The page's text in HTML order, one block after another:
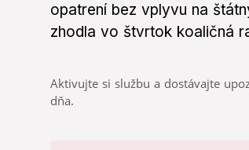
opatrení bez vplyvu na
zhodla vo štvrtok koaličná
Aktivujte si službu a dostávajte
dňa.